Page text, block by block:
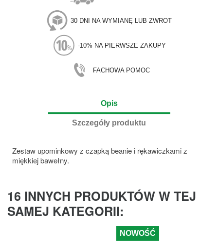
30 DNI NA WYMIANĘ LUB ZWROT
-10% NA PIERWSZE ZAKUPY
FACHOWA POMOC
Opis
Szczegóły produktu
Zestaw upominkowy z czapką beanie i rękawiczkami z
miękkiej bawełny.
16 INNYCH PRODUKTÓW W TEJ
SAMEJ KATEGORII:
NOWOŚĆ